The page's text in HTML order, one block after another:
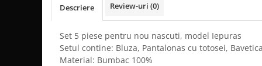
Descriere Review-uri (0)
Set 5 piese pentru nou nascuti, model Iepuras
Setul contine: Bluza, Pantalonas cu totosei,
Material: Bumbac 100%